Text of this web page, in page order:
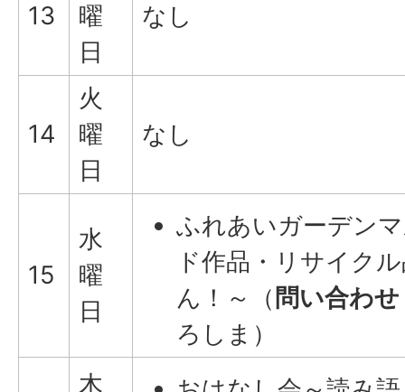
13
曜
日
なし
14
火
曜
日
なし
15
水
曜
日
ふれあいガーデン
ド作品・リサイク
ん！～（ 問い合わ
ろしま）
木